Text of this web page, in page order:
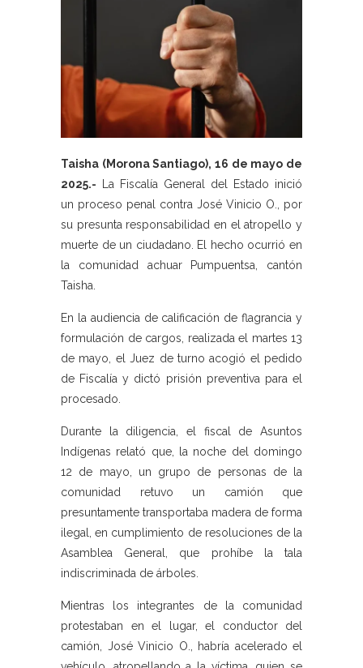
Taisha (Morona Santiago), 16 de mayo de
2025.- La Fiscalía General del Estado inició
un proceso penal contra José Vinicio O., por
su presunta responsabilidad en el atropello y
muerte de un ciudadano. El hecho ocurrió en
la comunidad achuar Pumpuentsa, cantón
Taisha.
En la audiencia de calificación de flagrancia y
formulación de cargos, realizada el martes 13
de mayo, el Juez de turno acogió el pedido
de Fiscalía y dictó prisión preventiva para el
procesado.
Durante la diligencia, el fiscal de Asuntos
Indígenas relató que, la noche del domingo
12 de mayo, un grupo de personas de la
comunidad retuvo un camión que
presuntamente transportaba madera de forma
ilegal, en cumplimiento de resoluciones de la
Asamblea General, que prohíbe la tala
indiscriminada de árboles.
Mientras los integrantes de la comunidad
protestaban en el lugar, el conductor del
camión, José Vinicio O., habría acelerado el